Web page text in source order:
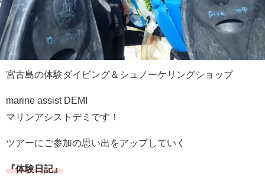
宮古島の体験ダイビング＆シュノーケリングショップ
marine assist DEMI
マリンアシストデミです！
ツアーにご参加の思い出をアップしていく
『体験日記』